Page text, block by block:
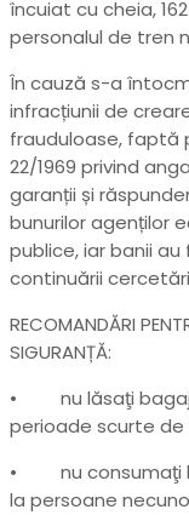
încuiat cu cheia,
personalul de tren
În cauză s-a
infracțiunii de
frauduloase, faptă
22/1969 privind
garanții și
bunurilor agenților
publice, iar banii
continuării
RECOMANDĂRI
SIGURANȚĂ:
• nu lăsaţi
perioade scurte de
• nu consumaţi
la persoane